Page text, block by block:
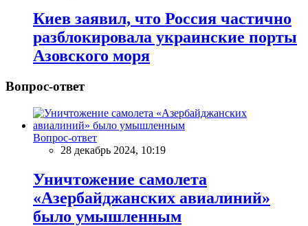
Киев заявил, что Россия частично
разблокировала украинские порты
Азовского моря
Вопрос-ответ
Вопрос-ответ
28 декабрь 2024, 10:19
Уничтожение самолета
«Азербайджанских авиалиний»
было умышленным